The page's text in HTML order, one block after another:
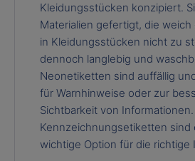
Kleidungsstücken konzipiert.
Materialien gefertigt, die
in Kleidungsstücken nicht zu
dennoch langlebig und
Neonetiketten sind auffällig
für Warnhinweise oder zur
Sichtbarkeit von Informationen.
Kennzeichnungsetiketten sind
wichtige Option für die richtige